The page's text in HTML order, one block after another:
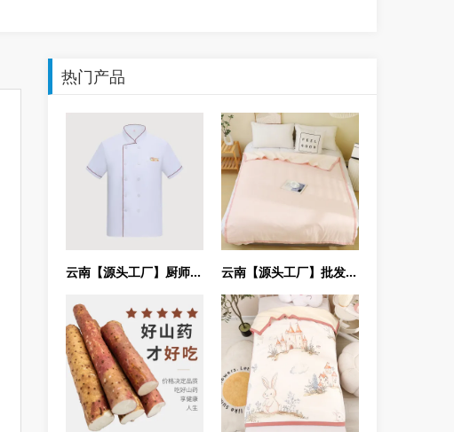
热门产品
云南【源头工厂】厨师服夏季长短袖工作服酒店食堂食品厂透气白色工作服 云南【源头工厂】批发高品质脱脂棉纯棉被子7A抗菌抗螨